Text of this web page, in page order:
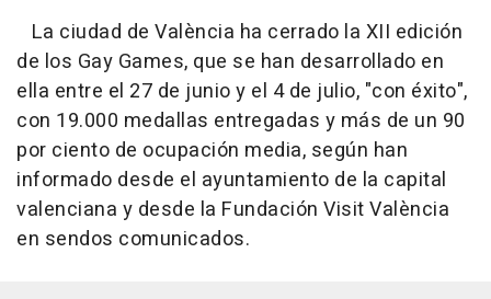
La ciudad de València ha cerrado la XII edición
de los Gay Games, que se han desarrollado en
ella entre el 27 de junio y el 4 de julio, "con éxito",
con 19.000 medallas entregadas y más de un 90
por ciento de ocupación media, según han
informado desde el ayuntamiento de la capital
valenciana y desde la Fundación Visit València
en sendos comunicados.